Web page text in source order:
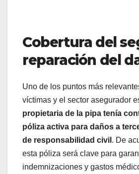
Cobertura del
reparación del
Uno de los puntos más
víctimas y el sector asegurador
propietaria de la pipa tenía
póliza activa para daños a
de responsabilidad civil . De
esta póliza será clave para
indemnizaciones y gastos